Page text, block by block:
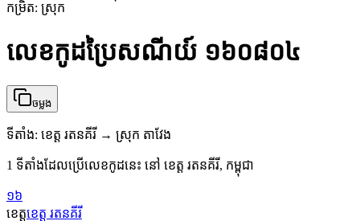
កម្រិត: ស្រុក
លេខកូដប្រៃសណីយ៍ ១៦០៨០៤
ចម្លង
ទីតាំង: ខេត្ត រតនគីរី → ស្រុក តាវែង
1 ទីតាំងដែលប្រើលេខកូដនេះ នៅ ខេត្ត រតនគីរី, កម្ពុជា
១៦
ខេត្តខេត្ត រតនគីរី